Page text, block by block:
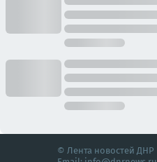
© Лента новостей ДНР